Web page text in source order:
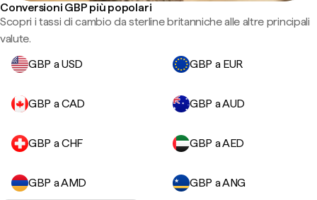
Conversioni GBP più popolari
Scopri i tassi di cambio da sterline britanniche alle altre principali
valute.
GBP a USD
GBP a EUR
GBP a CAD GBP a AUD
GBP a CHF GBP a AED
GBP a AMD
GBP a ANG